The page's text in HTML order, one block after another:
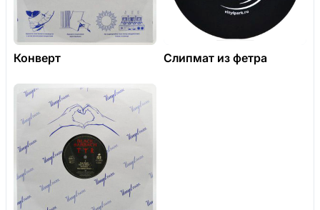
Конверт Слипмат из фетра